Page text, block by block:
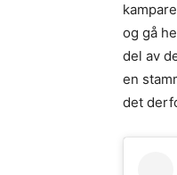
og gå
del av
en
det